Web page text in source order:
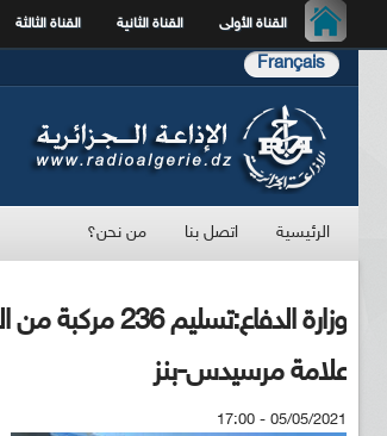
القناة الأولى القناة الثانية القناة الثالثة
Français
الرئيسية اتصل بنا من نحن؟
وزارة
علامة مرسيدس-بنز
05/05/2021 - 17:00